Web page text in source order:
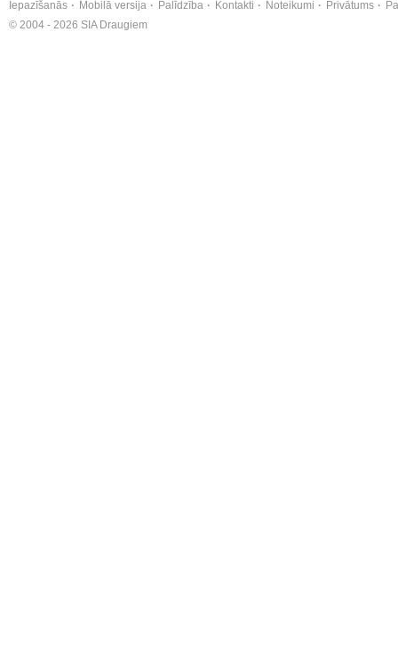
Iepazīšanās Mobilā versija Palīdzība Kontakti Noteikumi Privātums
© 2004 - 2026 SIA Draugiem